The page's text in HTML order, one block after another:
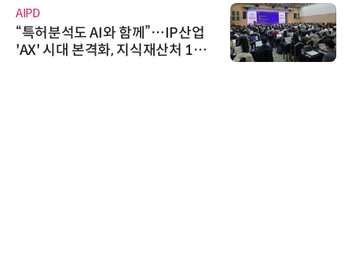
AIPD
“특허분석도 AI와 함께”…IP산업
'AX' 시대 본격화, 지식재산처 1호